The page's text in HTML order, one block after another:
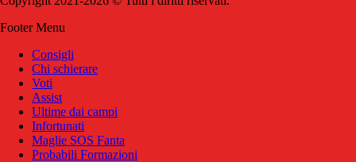
Footer Menu
Consigli
Chi schierare
Voti
Assist
Ultime dai campi
Infortunati
Maglie SOS Fanta
Probabili Formazioni